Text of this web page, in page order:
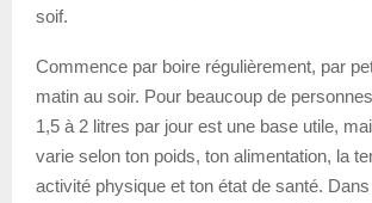
soif.
Commence par boire régulièrement, par
matin au soir. Pour beaucoup de
1,5 à 2 litres par jour est une base utile,
varie selon ton poids, ton alimentation, la
activité physique et ton état de santé.